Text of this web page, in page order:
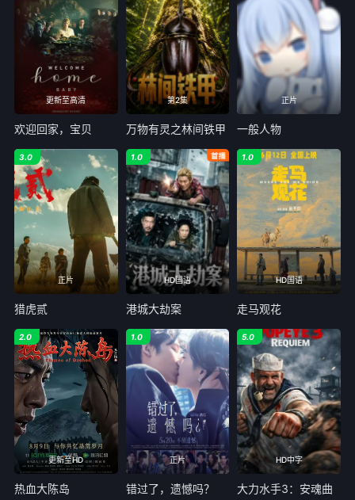
更新至高清
欢迎回家，宝贝
第2集
万物有灵之林间铁甲
正片
一般人物
正片
3.0
猎虎贰
HD国语
1.0
港城大劫案
HD国语
1.0
走马观花
更新至HD
2.0
热血大陈岛
正片
1.0
错过了，遗憾吗？
HD中字
5.0
大力水手3：安魂曲